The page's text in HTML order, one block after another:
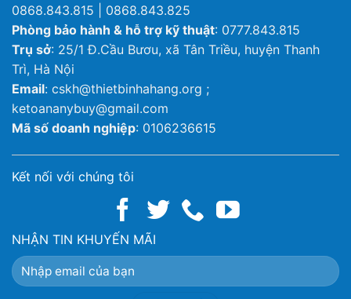
0868.843.815 | 0868.843.825
Phòng bảo hành & hỗ trợ kỹ thuật: 0777.843.815
Trụ sở: 25/1 Đ.Cầu Bươu, xã Tân Triều, huyện Thanh
Trì, Hà Nội
Email: cskh@thietbinhahang.org ;
ketoananybuy@gmail.com
Mã số doanh nghiệp: 0106236615
Kết nối với chúng tôi
NHẬN TIN KHUYẾN MÃI